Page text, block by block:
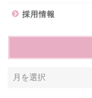
採用情報